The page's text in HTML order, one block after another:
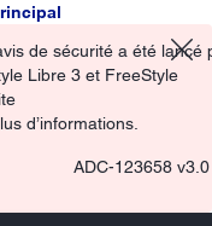
de sécurité a été lancé
Libre 3 et FreeStyle
d’informations.
ADC-123658 v3.0